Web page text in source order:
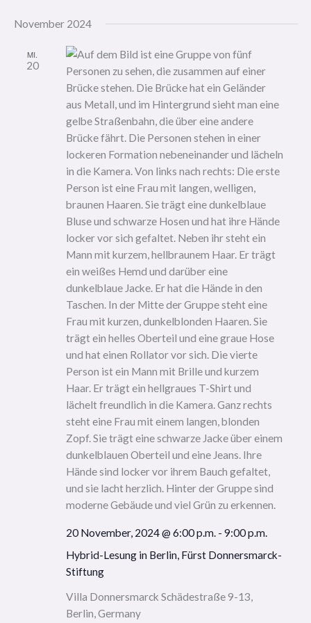
November 2024
MI.
20
Hybrid-Lesung in Berlin, Fürst Donnersmarck-
Stiftung
20 November, 2024 @ 6:00 p.m.- 9:00 p.m.
Villa Donnersmarck Schädestraße 9-13,
Berlin, Germany